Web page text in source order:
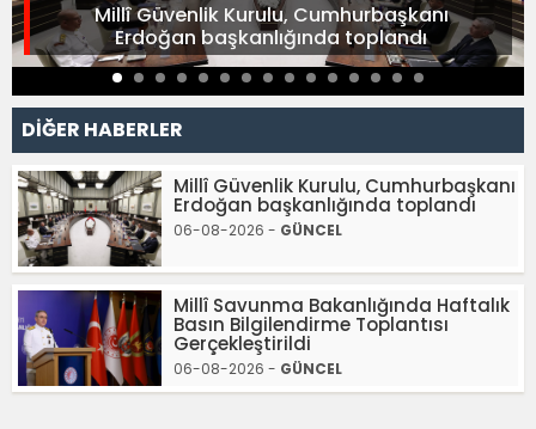
Millî Güvenlik Kurulu, Cumhurbaşkanı
Erdoğan başkanlığında toplandı
DİĞER HABERLER
Millî Güvenlik Kurulu, Cumhurbaşkanı
Erdoğan başkanlığında toplandı
06-08-2026 - GÜNCEL
Millî Savunma Bakanlığında Haftalık
Basın Bilgilendirme Toplantısı
Gerçekleştirildi
06-08-2026 - GÜNCEL